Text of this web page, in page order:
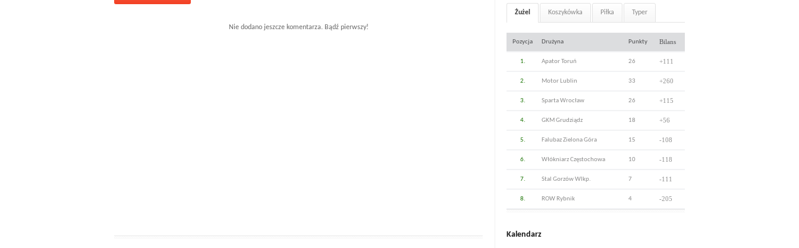
Nie dodano jeszcze komentarza. Bądź pierwszy!
Żużel Koszykówka Piłka Typer
Pozycja Drużyna Punkty Bilans
1. Apator Toruń 26 +111
2. Motor Lublin 33 +260
3. Sparta Wrocław 26 +115
4. GKM Grudziądz 18 +56
5. Falubaz Zielona Góra 15 -108
6. Włókniarz Częstochowa 10 -118
7. Stal Gorzów Wlkp. 7 -111
8. ROW Rybnik 4 -205
Kalendarz